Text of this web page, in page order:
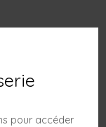
pour accéder